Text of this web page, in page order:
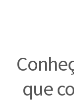
que